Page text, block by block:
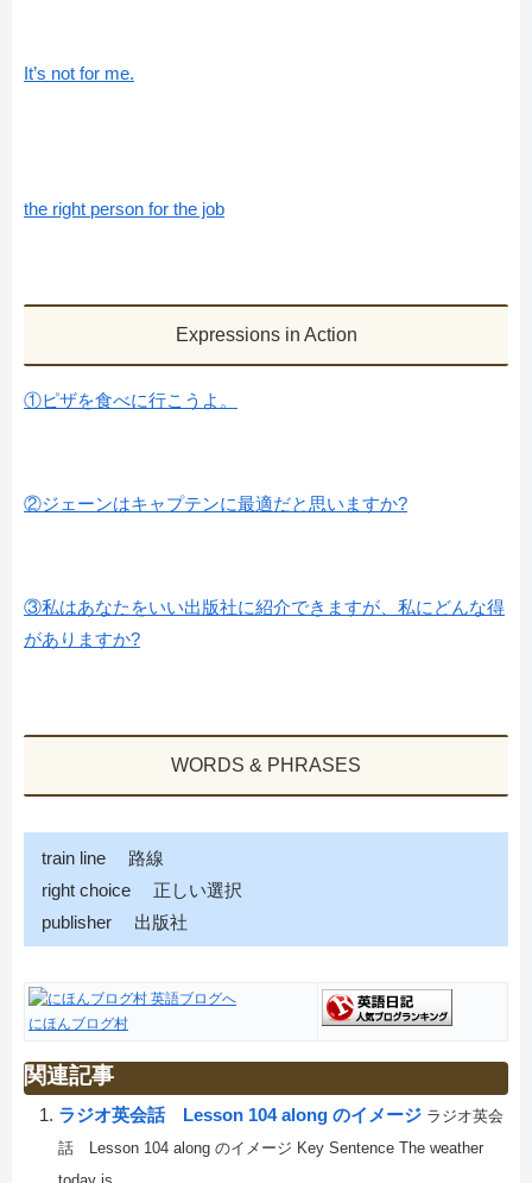
It’s not for me.
the right person for the job
Expressions in Action
①ピザを食べに行こうよ。
②ジェーンはキャプテンに最適だと思いますか?
③私はあなたをいい出版社に紹介できますが、私にどんな得
がありますか?
WORDS & PHRASES
train line 路線
right choice 正しい選択
publisher 出版社
にほんブログ村
関連記事
ラジオ英会話 Lesson 104 along のイメージ ラジオ英会
話 Lesson 104 along のイメージ Key Sentence The weather